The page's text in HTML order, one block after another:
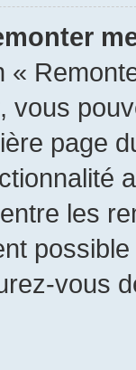
«
vous
page
les
vous